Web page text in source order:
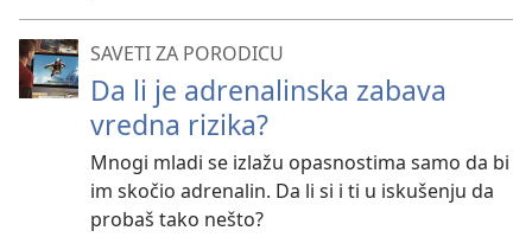
SAVETI ZA PORODICU
Da li je adrenalinska zabava
vredna rizika?
Mnogi mladi se izlažu opasnostima samo da bi
im skočio adrenalin. Da li si i ti u iskušenju da
probaš tako nešto?